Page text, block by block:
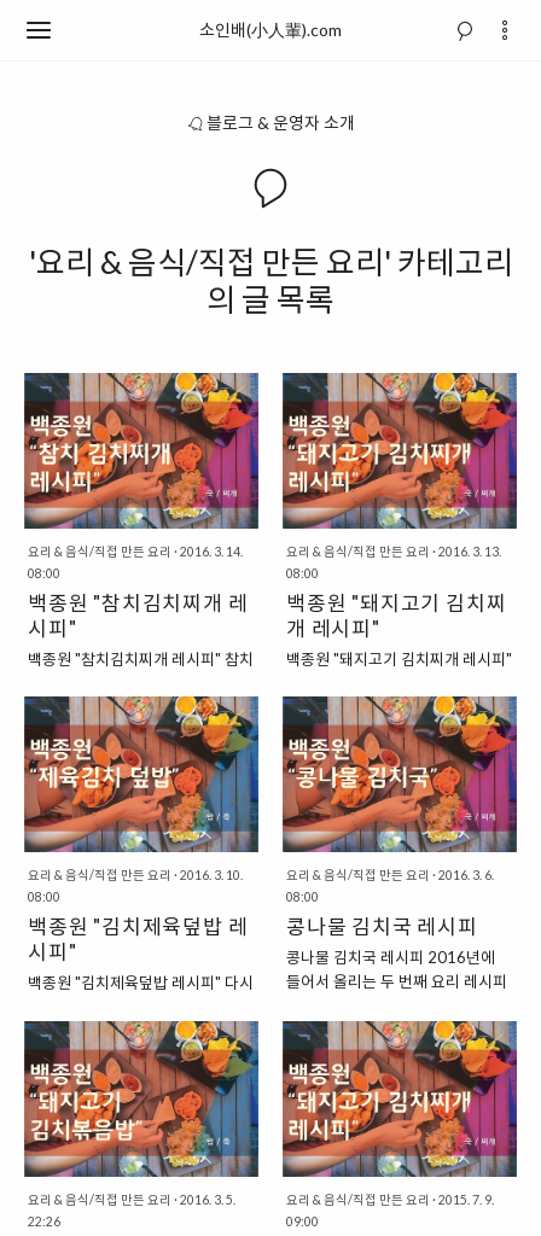
소인배(小人輩).com
블로그 & 운영자 소개
'요리 & 음식/직접 만든 요리' 카테고리
의 글 목록
요리 & 음식/직접 만든 요리 · 2016. 3. 14.
08:00
백종원 "참치김치찌개 레
시피"
백종원 "참치김치찌개 레시피" 참치
한 방법을 소개해드렸던 적이 있습
니다. 아무런 재료도 없을 때 만들어
먹기에 좋은 간단한 레시피였다고
할 수 있을 것인데요. 이번에는 백종
원 선생님 방식의 참치김치찌개를
한번 알아보도록 하겠습니다. 이것
역시도 바로 이전에 소개해드린 백
종원 선생님의 "돼지고기 김치찌
개"와는 크게 차이가 없는 모습이라
고 할 수 있을 것인데요. 메인 메뉴
가 "돼지고기"에서 "참치"로 바뀐
정도라고 할까요? "이번에도 먼저
"재료들" 주재료 : 김치 150g / 참치
75g(1/2캔) 부재료 : 두부 100g /
양파 100g / 대파 30g / 풋고추
10g 양념 : 다진 마늘 1숟가락 / 고
춧가루 2숟가락 /국간장 2숟가락..
요리 & 음식/직접 만든 요리 · 2016. 3. 13.
08:00
백종원 "돼지고기 김치찌
개 레시피"
백종원 "돼지고기 김치찌개 레시피"
있는 백종원 선생님 스타일의 김치
찌개 레시피입니다. 그런데 방송에
서 공개한 내용과 책에서 공개한 내
용이 조금 달라서 이렇게 다시 한번
만들어 보고 있답니다. 이번에는
"백종원이 추천하는 집밥 메뉴
52"라는 책에 소개된 방식을 따라
서 한번 해보았습니다. 완전히 따라
하지는 않았지만 큰 틀은 비슷하다
고 할 수 있을 것 같습니다. "우선 이
번에도 재료들을 먼저 한번 알아보
도록 하겠습니다." 이번에도 가장 먼
것일 것입니다. 재료는 대표적인 재
료는 김치와 돼지고기가 될 수 있을
것인데요. 여기에 양파와 대파, 두부
정도를 추가로 넣어준 모습이라고
할 수 있을 것 같습니다. "재료들" 주
재료 : 김치 150g ..
요리 & 음식/직접 만든 요리 · 2016. 3. 10.
08:00
백종원 "김치제육덮밥 레
시피"
백종원 "김치제육덮밥 레시피" 다시
로젝트 3번째입니다. 이번에도 역
시나 주재료는 김치를 활용한 메뉴
입니다. 이번에는 김치와 돼지고기
를 이용해서 덮밥을 한번 만들어 보
았습니다. 이름하여, 김치제육덮밥
이라는 이름을 붙여줄 수 있는 메뉴
인데요. 프라이팬 위에서 고기와 김
치를 볶을 줄 안다면 거의 누구나 할
수 있을 정도로 손쉬운 메뉴랍니다.
요리 & 음식/직접 만든 요리 · 2016. 3. 6.
08:00
콩나물 김치국 레시피
콩나물 김치국 레시피 2016년에
들어서 올리는 두 번째 요리 레시피
치"를 가지고 할 수 있는 요리를 하
나씩 해보고 있답니다. 제가 두 번째
로 꼽아본 레시피는 바로 시원하게
한 끼를 먹을 수 있는 "콩나물김치
국" 레시피가 되겠습니다. 일단 여
기에서는 밥을 국에 넣어서 끓이지
는 않았는데요. 이 레시피를 그대로
가지고 가서 여기에서 나중에 밥만
넣고 끓이면, "김치 콩나물국밥"이
요리 & 음식/직접 만든 요리 · 2016. 3. 5.
22:26
요리 & 음식/직접 만든 요리 · 2015. 7. 9.
09:00